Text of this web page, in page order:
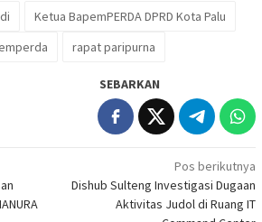
Ketua BapemPERDA DPRD Kota Palu
rapat paripurna
SEBARKAN
Pos berikutnya
Dishub Sulteng Investigasi Dugaan
Aktivitas Judol di Ruang IT